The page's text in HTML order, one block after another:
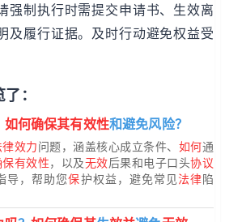
强制执行时需提交申请书、生效离
及履行证据。及时行动避免权益受
：
如何确保其有效性和避免风险？
效力问题，涵盖核心成立条件、 如何通
保有效性，以及无效后果和电子口头协议
导，帮助您保护权益，避免常见法律陷